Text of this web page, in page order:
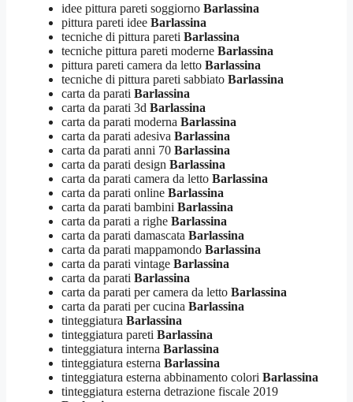
idee pittura pareti soggiorno Barlassina
pittura pareti idee Barlassina
tecniche di pittura pareti Barlassina
tecniche pittura pareti moderne Barlassina
pittura pareti camera da letto Barlassina
tecniche di pittura pareti sabbiato Barlassina
carta da parati Barlassina
carta da parati 3d Barlassina
carta da parati moderna Barlassina
carta da parati adesiva Barlassina
carta da parati anni 70 Barlassina
carta da parati design Barlassina
carta da parati camera da letto Barlassina
carta da parati online Barlassina
carta da parati bambini Barlassina
carta da parati a righe Barlassina
carta da parati damascata Barlassina
carta da parati mappamondo Barlassina
carta da parati vintage Barlassina
carta da parati Barlassina
carta da parati per camera da letto Barlassina
carta da parati per cucina Barlassina
tinteggiatura Barlassina
tinteggiatura pareti Barlassina
tinteggiatura interna Barlassina
tinteggiatura esterna Barlassina
tinteggiatura esterna abbinamento colori Barlassina
tinteggiatura esterna detrazione fiscale 2019